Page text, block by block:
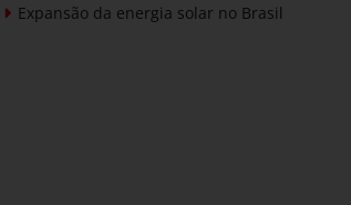
Expansão da energia solar no Brasil